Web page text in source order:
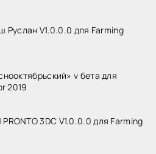
Руслан V1.0.0.0 для Farming
v бета для
2019
3DC V1.0.0.0 для Farming